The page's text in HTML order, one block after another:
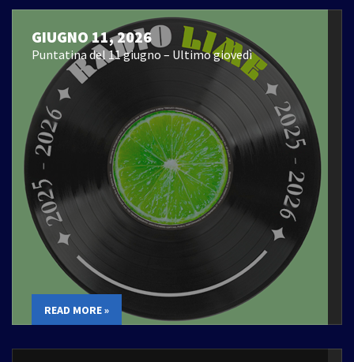
GIUGNO 11, 2026
Puntatina del 11 giugno – Ultimo giovedì
READ MORE »